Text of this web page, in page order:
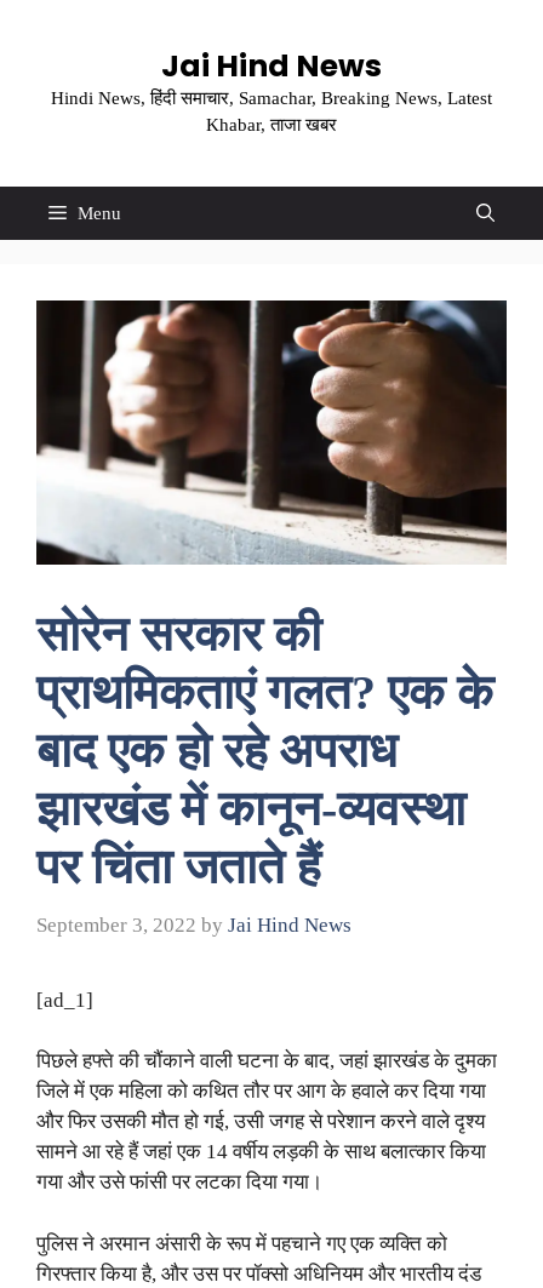
Jai Hind News
Hindi News, हिंदी समाचार, Samachar, Breaking News, Latest
Khabar, ताजा खबर
Menu
सोरेन सरकार की
प्राथमिकताएं गलत? एक के
बाद एक हो रहे अपराध
झारखंड में कानून-व्यवस्था
पर चिंता जताते हैं
September 3, 2022 by Jai Hind News
[ad_1]
पिछले हफ्ते की चौंकाने वाली घटना के बाद, जहां झारखंड के दुमका
जिले में एक महिला को कथित तौर पर आग के हवाले कर दिया गया
और फिर उसकी मौत हो गई, उसी जगह से परेशान करने वाले दृश्य
सामने आ रहे हैं जहां एक 14 वर्षीय लड़की के साथ बलात्कार किया
गया और उसे फांसी पर लटका दिया गया।
पुलिस ने अरमान अंसारी के रूप में पहचाने गए एक व्यक्ति को
गिरफ्तार किया है, और उस पर पॉक्सो अधिनियम और भारतीय दंड